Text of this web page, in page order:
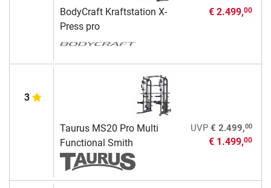
BodyCraft Kraftstation X-
Press pro
€ 2.499,00
3
Taurus MS20 Pro Multi
Functional Smith
UVP € 2.499,00
€ 1.499,00